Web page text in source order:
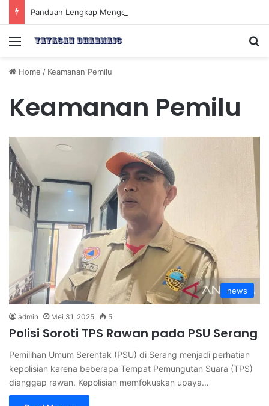
Menu
Home / Keamanan Pemilu
Keamanan Pemilu
news
admin Mei 31, 2025 5
Polisi Soroti TPS Rawan pada PSU Serang
Pemilihan Umum Serentak (PSU) di Serang menjadi perhatian
kepolisian karena beberapa Tempat Pemungutan Suara (TPS)
dianggap rawan. Kepolisian memfokuskan upaya…